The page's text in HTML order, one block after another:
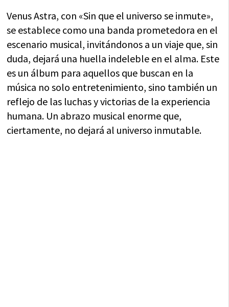
Venus Astra, con «Sin que el universo se inmute»,
se establece como una banda prometedora en el
escenario musical, invitándonos a un viaje que, sin
duda, dejará una huella indeleble en el alma. Este
es un álbum para aquellos que buscan en la
música no solo entretenimiento, sino también un
reflejo de las luchas y victorias de la experiencia
humana. Un abrazo musical enorme que,
ciertamente, no dejará al universo inmutable.